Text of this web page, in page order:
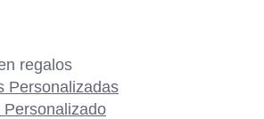
regalos
Personalizadas
Personalizado